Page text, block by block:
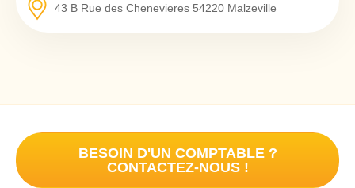
43 B Rue des Chenevieres 54220 Malzeville
BESOIN D'UN COMPTABLE ?
CONTACTEZ-NOUS !